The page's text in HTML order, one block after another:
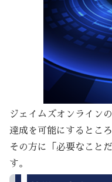
ジェイムズオンライン
達成を可能にするとこ
その方に「必要なこと
す。